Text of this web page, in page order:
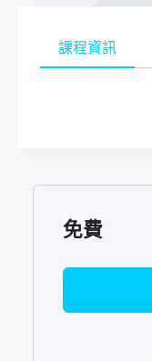
課程資訊
免費